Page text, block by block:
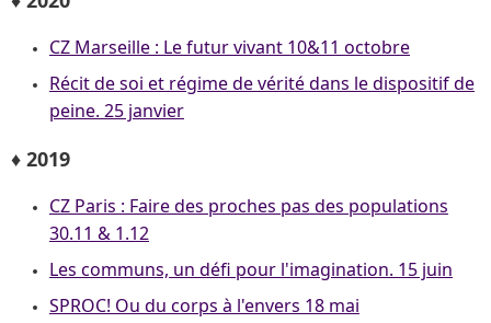
CZ Marseille : Le futur vivant 10&11 octobre
Récit de soi et régime de vérité dans le dispositif de
peine. 25 janvier
♦ 2019
CZ Paris : Faire des proches pas des populations
30.11 & 1.12
Les communs, un défi pour l'imagination. 15 juin
SPROC! Ou du corps à l'envers 18 mai